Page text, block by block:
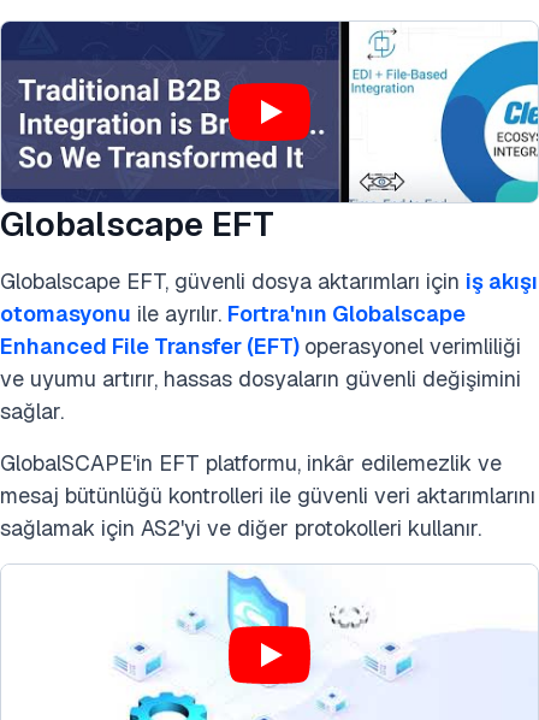
Globalscape EFT
Globalscape EFT, güvenli dosya aktarımları için iş akışı
otomasyonu ile ayrılır. Fortra'nın Globalscape
Enhanced File Transfer (EFT) operasyonel verimliliği
ve uyumu artırır, hassas dosyaların güvenli değişimini
sağlar.
GlobalSCAPE'in EFT platformu, inkâr edilemezlik ve
mesaj bütünlüğü kontrolleri ile güvenli veri aktarımlarını
sağlamak için AS2'yi ve diğer protokolleri kullanır.